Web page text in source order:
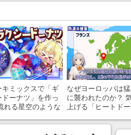
キミックスで「ギ
ドーナツ」を作っ
れる星空のような
なぜヨーロッパは
に襲われたのか？
上げる「ヒートド